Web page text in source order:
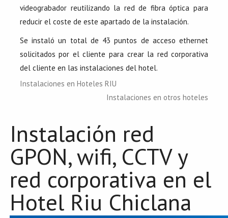
videograbador reutilizando la red de fibra óptica para
reducir el coste de este apartado de la instalación.
Se instaló un total de 43 puntos de acceso ethernet
solicitados por el cliente para crear la red corporativa
del cliente en las instalaciones del hotel.
Instalaciones en Hoteles RIU
Instalaciones en otros hoteles
Instalación red
GPON, wifi, CCTV y
red corporativa en el
Hotel Riu Chiclana